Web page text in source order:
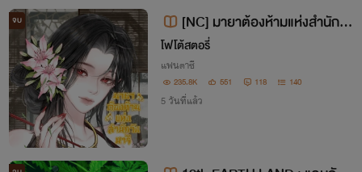
จบ
[NC] มายาต้องห้ามแห่งสำนักวัง
นารี
โฟโต้สตอรี่
แฟนตาซี
235.8K 551 118 140
5 วันที่แล้ว